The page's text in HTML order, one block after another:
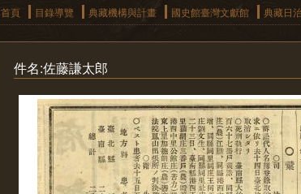
首頁
目錄導覽 典藏機構與計畫 國史館臺灣文獻館 典藏日
件名:佐藤謙太郎